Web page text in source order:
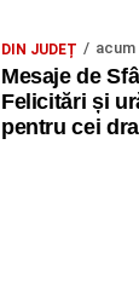
DIN JUDEȚ acum
Mesaje de
Felicitări și
pentru cei